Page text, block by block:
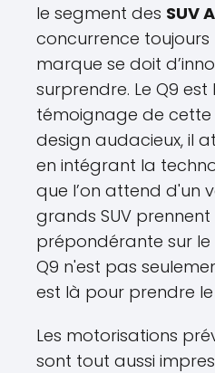
le segment des SUV
concurrence toujours
marque se doit
surprendre. Le Q9 est
témoignage de cette
design audacieux, il
en intégrant la
que l’on attend d'un
grands SUV
prépondérante sur
Q9 n'est pas
est là pour prendre
Les motorisations
sont tout aussi